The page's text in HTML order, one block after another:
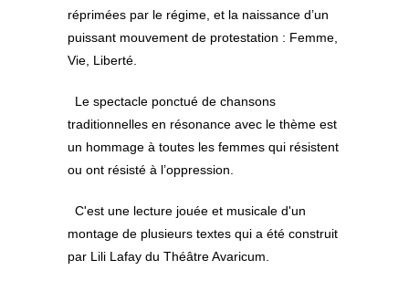
réprimées par le régime, et la naissance d’un
puissant mouvement de protestation : Femme,
Vie, Liberté.
Le spectacle ponctué de chansons
traditionnelles en résonance avec le thème est
un hommage à toutes les femmes qui résistent
ou ont résisté à l’oppression.
C'est une lecture jouée et musicale d'un
montage de plusieurs textes qui a été construit
par Lili Lafay du Théâtre Avaricum.